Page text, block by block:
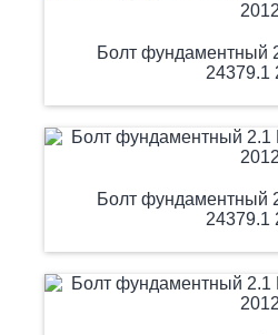
Болт фундаментный
24379.1
Болт фундаментный
24379.1